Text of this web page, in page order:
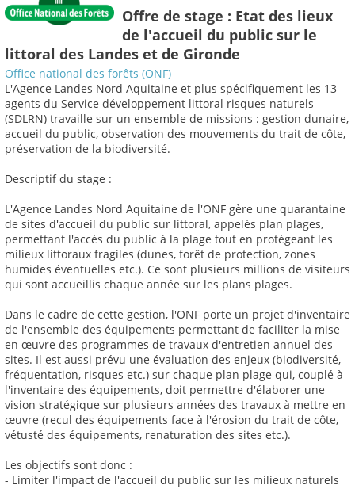
Offre de stage : Etat des lieux
de l'accueil du public sur le
littoral des Landes et de Gironde
Office national des forêts (ONF)
L'Agence Landes Nord Aquitaine et plus spécifiquement les 13
agents du Service développement littoral risques naturels
(SDLRN) travaille sur un ensemble de missions : gestion dunaire,
accueil du public, observation des mouvements du trait de côte,
préservation de la biodiversité.
Descriptif du stage :
L'Agence Landes Nord Aquitaine de l'ONF gère une quarantaine
de sites d'accueil du public sur littoral, appelés plan plages,
permettant l'accès du public à la plage tout en protégeant les
milieux littoraux fragiles (dunes, forêt de protection, zones
humides éventuelles etc.). Ce sont plusieurs millions de visiteurs
qui sont accueillis chaque année sur les plans plages.
Dans le cadre de cette gestion, l'ONF porte un projet d'inventaire
de l'ensemble des équipements permettant de faciliter la mise
en œuvre des programmes de travaux d'entretien annuel des
sites. Il est aussi prévu une évaluation des enjeux (biodiversité,
fréquentation, risques etc.) sur chaque plan plage qui, couplé à
l'inventaire des équipements, doit permettre d'élaborer une
vision stratégique sur plusieurs années des travaux à mettre en
œuvre (recul des équipements face à l'érosion du trait de côte,
vétusté des équipements, renaturation des sites etc.).
Les objectifs sont donc :
- Limiter l'impact de l'accueil du public sur les milieux naturels